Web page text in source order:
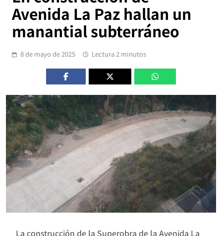
Avenida La Paz hallan un
manantial subterráneo
8 de mayo de 2025 Lectura 2 minutos
La construcción de la Superobra de la Avenida La